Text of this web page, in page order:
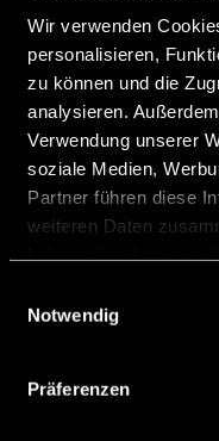
Wir verwenden
personalisieren,
zu können und die
analysieren.
Verwendung unserer
soziale Medien,
Partner führen diese
weiteren Daten
Notwendig
Präferenzen